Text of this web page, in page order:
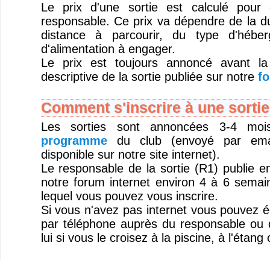
Le prix d'une sortie est calculé pour
responsable. Ce prix va dépendre de la
distance à parcourir, du type
d'alimentation à engager.
Le prix est toujours annoncé avant
descriptive de la sortie publiée sur notre
Comment s'inscrire à une
Les sorties sont annoncées 3-4
programmedu club (envoyé par
disponible sur notre site internet).
Le responsable de la sortie (R1) publie
notre forum internet environ 4 à 6
lequel vous pouvez vous inscrire.
Si vous n'avez pas internet vous pouvez
par téléphone auprès du responsable ou
lui si vous le croisez à la piscine, à l'étang